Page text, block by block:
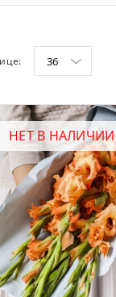
36
НЕТ В НАЛИЧИИ